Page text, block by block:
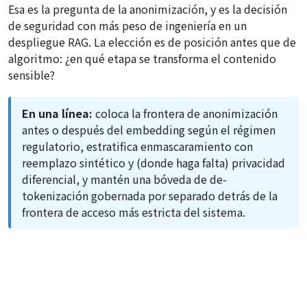
Esa es la pregunta de la anonimización, y es la decisión
de seguridad con más peso de ingeniería en un
despliegue RAG. La elección es de posición antes que de
algoritmo: ¿en qué etapa se transforma el contenido
sensible?
En una línea: coloca la frontera de anonimización
antes o después del embedding según el régimen
regulatorio, estratifica enmascaramiento con
reemplazo sintético y (donde haga falta) privacidad
diferencial, y mantén una bóveda de de-
tokenización gobernada por separado detrás de la
frontera de acceso más estricta del sistema.